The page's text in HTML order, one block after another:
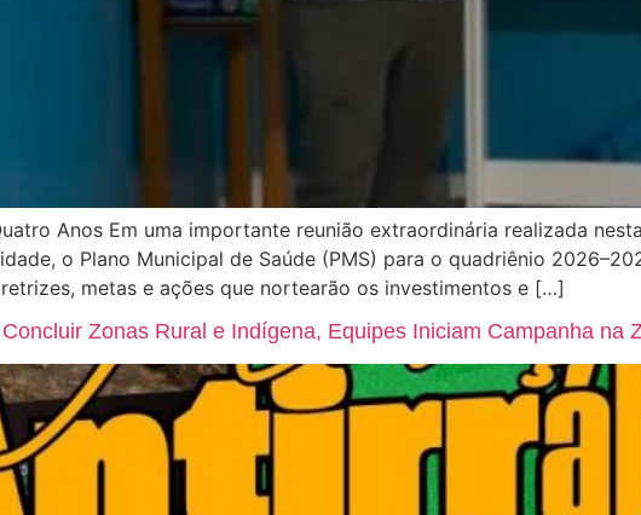
Anos Em uma importante reunião extraordinária realizada
o Plano Municipal de Saúde (PMS) para o quadriênio
metas e ações que nortearão os investimentos e […]
Zonas Rural e Indígena, Equipes Iniciam Campanha na